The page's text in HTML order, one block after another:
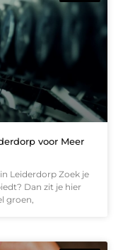
voor Meer
Leiderdorp Zoek je
Dan zit je hier
groen,